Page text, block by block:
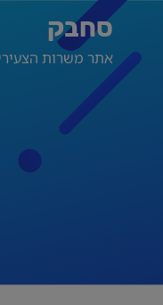
סחבק
אתר משרות